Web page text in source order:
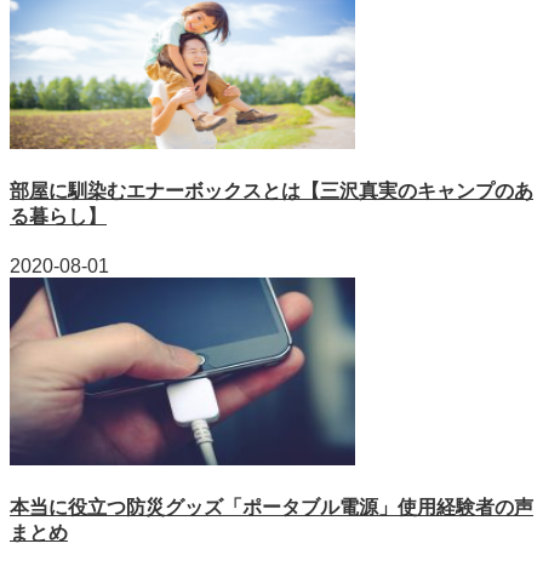
部屋に馴染むエナーボックスとは【三沢真実のキャンプのあ
る暮らし】
2020-08-01
本当に役立つ防災グッズ「ポータブル電源」使用経験者の声
まとめ